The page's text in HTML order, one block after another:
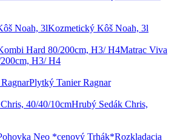
Kozmetický Kôš Noah, 3l
Matrac Viva
H3/ H4
Plytký Tanier Ragnar
Hrubý Sedák Chris,
Rozkladacia